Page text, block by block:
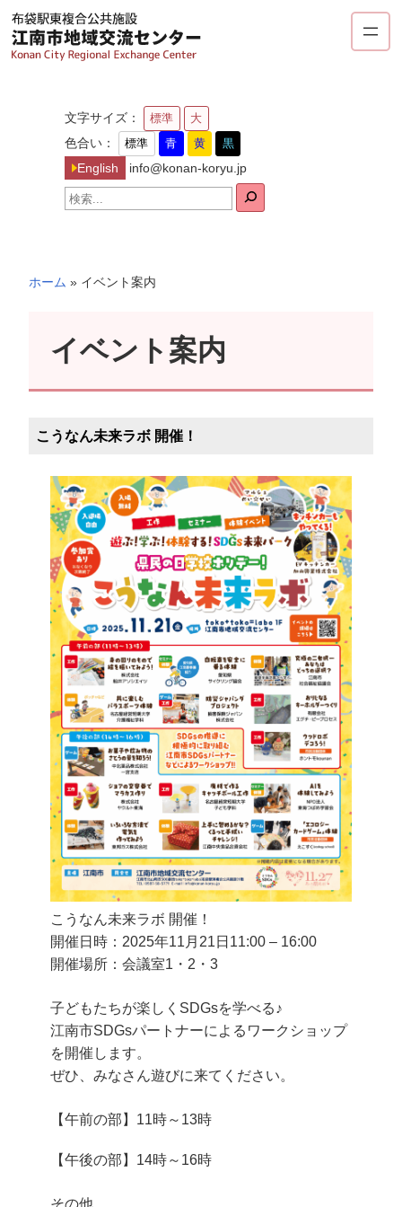
内
容
を
文字サイズ： 標準 大
色合い： 標準 青 黄 黒
English info@konan-koryu.jp
検
索
ホーム » イベント案内
イベント案内
こうなん未来ラボ 開催！
こうなん未来ラボ 開催！
開催日時：2025年11月21日 11:00 – 16:00
開催場所：会議室1・2・3
子どもたちが楽しくSDGsを学べる♪
江南市SDGsパートナーによるワークショップ
を開催します。
ぜひ、みなさん遊びに来てください。
【午前の部】11時～13時
【午後の部】14時～16時